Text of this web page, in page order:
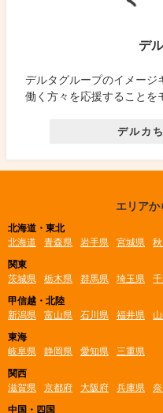
デ
デルタグループのイメージ
働く方々を応援することを
デルカ
エリア
北海道・東北
北海道
青森県 岩手県 宮城県
関東
茨城県
栃木県 群馬県 埼玉県
甲信越・北陸
新潟県
富山県 石川県 福井県
東海
岐阜県
静岡県 愛知県 三重県
関西
滋賀県
京都府 大阪府 兵庫県
中国・四国